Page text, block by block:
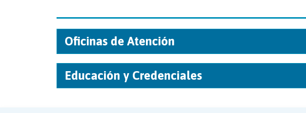
Oficinas de Atención
Educación y Credenciales